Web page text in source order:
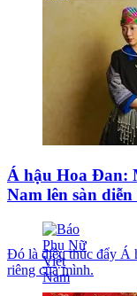
Á hậu Hoa Đan:
Nam lên sàn
Đó là điều thúc đẩy Á
riêng của mình.